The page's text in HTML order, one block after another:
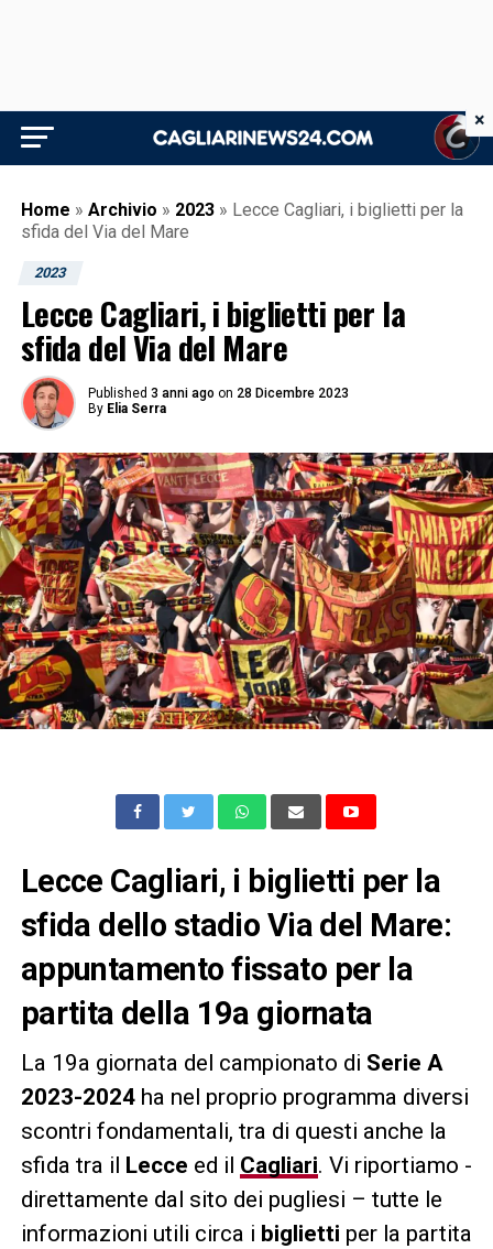
Home » Archivio » 2023 » Lecce Cagliari, i biglietti per la
sfida del Via del Mare
2023
Lecce Cagliari, i biglietti per la
sfida del Via del Mare
Published 3 anni ago on 28 Dicembre 2023
By Elia Serra
Lecce Cagliari, i biglietti per la
sfida dello stadio Via del Mare:
appuntamento fissato per la
partita della 19a giornata
La 19a giornata del campionato di Serie A
2023-2024ha nel proprio programma diversi
scontri fondamentali, tra di questi anche la
sfida tra il Lecce ed il Cagliari. Vi riportiamo -
direttamente dal sito dei pugliesi – tutte le
informazioni utili circa i biglietti per la partita
×